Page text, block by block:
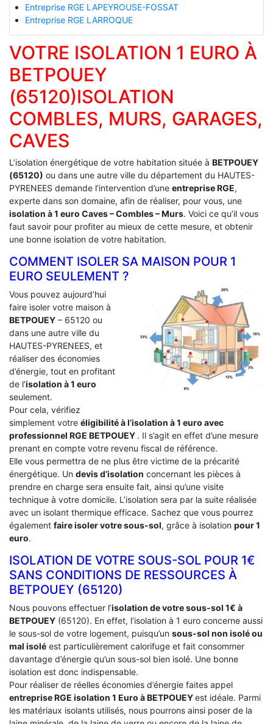
Entreprise RGE LAPEYROUSE-FOSSAT
Entreprise RGE LARROQUE
VOTRE ISOLATION 1 EURO À
BETPOUEY
(65120)ISOLATION
COMBLES, MURS, GARAGES,
CAVES
L’isolation énergétique de votre habitation située à BETPOUEY
(65120) ou dans une autre ville du département du HAUTES-
PYRENEES demande l’intervention d’une entreprise RGE,
experte dans son domaine, afin de réaliser, pour vous, une
isolation à 1 euro Caves – Combles – Murs. Voici ce qu’il vous
faut savoir pour profiter au mieux de cette mesure, et obtenir
une bonne isolation de votre habitation.
COMMENT ISOLER SA MAISON POUR 1
EURO SEULEMENT ?
Vous pouvez aujourd’hui
faire isoler votre maison à
BETPOUEY – 65120 ou
dans une autre ville du
HAUTES-PYRENEES, et
réaliser des économies
d’énergie, tout en profitant
de l’isolation à 1 euro
seulement.
Pour cela, vérifiez
simplement votre éligibilité à l’isolation à 1 euro avec
professionnel RGE BETPOUEY . Il s’agit en effet d’une mesure
prenant en compte votre revenu fiscal de référence.
Elle vous permettra de ne plus être victime de la précarité
énergétique. Un devis d’isolation concernant les pièces à
prendre en charge sera ensuite fait, ainsi qu’une visite
technique à votre domicile. L’isolation sera par la suite réalisée
avec un isolant thermique efficace. Sachez que vous pourrez
également faire isoler votre sous-sol, grâce à isolation pour 1
euro.
ISOLATION DE VOTRE SOUS-SOL POUR 1€
SANS CONDITIONS DE RESSOURCES À
‎BETPOUEY (65120)
Nous pouvons effectuer l’isolation de votre sous-sol 1€ à
BETPOUEY (65120). En effet, l’isolation à 1 euro concerne aussi
le sous-sol de votre logement, puisqu’un sous-sol non isolé ou
mal isolé est particulièrement calorifuge et fait consommer
davantage d’énergie qu’un sous-sol bien isolé. Une bonne
isolation est donc indispensable.
Pour réaliser de réelles économies d’énergie faites appel
entreprise RGE isolation 1 Euro à BETPOUEYest idéale. Parmi
les matériaux isolants utilisés, nous pourrons ainsi poser de la